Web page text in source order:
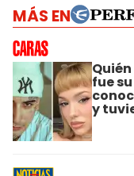
MÁS EN
fue
y